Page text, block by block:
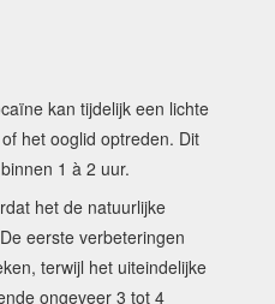
kan tijdelijk een lichte
het ooglid optreden. Dit
1 à 2 uur.
het de natuurlijke
eerste verbeteringen
terwijl het uiteindelijke
ongeveer 3 tot 4